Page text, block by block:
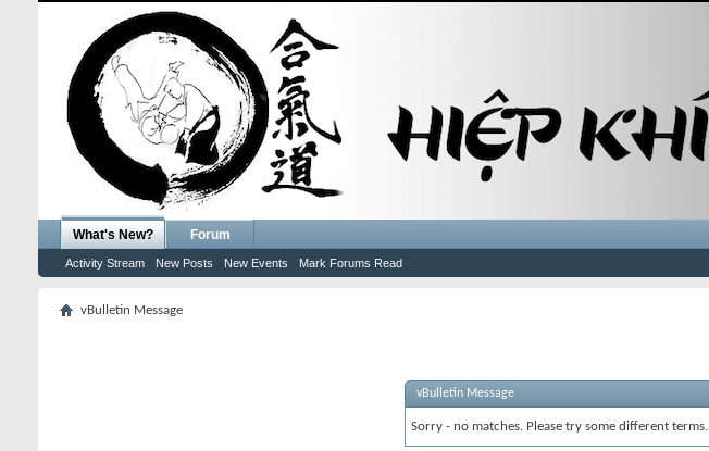
What's New?
Activity Stream New Posts New Events Mark Forums Read
Forum
vBulletin Message
vBulletin Message
Sorry - no matches. Please try some different terms.